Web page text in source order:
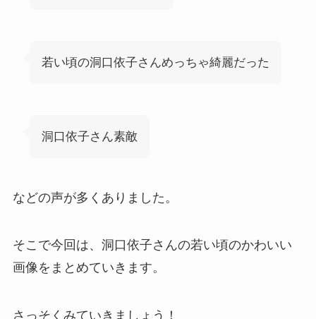
若い頃の洞口依子さんめっちゃ綺麗だった
洞口依子さん素敵
などの声が多くありました。
そこで今回は、洞口依子さんの若い頃のかわいい
画像をまとめていきます。
さっそくみていきましょう！